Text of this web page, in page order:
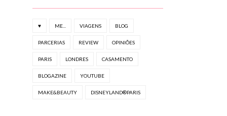
♥ ME... VIAGENS BLOG
PARCERIAS REVIEW OPINIÕES
PARIS LONDRES CASAMENTO
BLOGAZINE YOUTUBE
MAKE&BEAUTY DISNEYLAND®PARIS